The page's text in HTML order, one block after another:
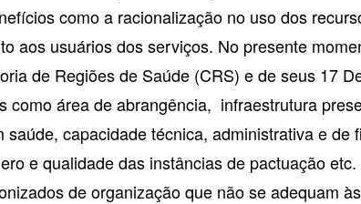
como a racionalização no uso dos
aos usuários dos serviços. No presente
de Regiões de Saúde (CRS) e de seus 17
como área de abrangência, infraestrutura
capacidade técnica, administrativa e
e qualidade das instâncias de pactuação
de organização que não se adequam